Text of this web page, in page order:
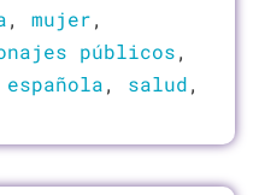
, mujer,
públicos,
, salud,